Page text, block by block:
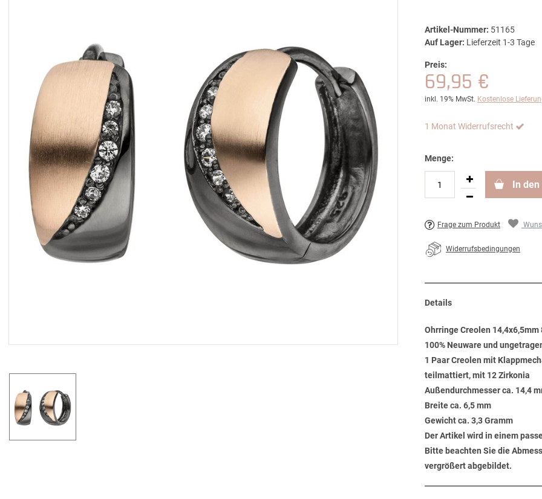
Artikel-Nummer: 51165
Auf Lager: Lieferzeit 1-3 Tage
Preis:
69,95 €
inkl. 19% MwSt. Kostenlose
1 Monat Widerrufsrecht
Menge:
In
Frage zum Produkt
Widerrufsbedingungen
Details
Ohrringe Creolen
100% Neuware und
1 Paar Creolen mit
teilmattiert, mit 12 Zirkonia
Außendurchmesser ca. 14,4
Breite ca. 6,5 mm
Gewicht ca. 3,3 Gramm
Der Artikel wird in einem
Bitte beachten Sie die
vergrößert abgebildet.